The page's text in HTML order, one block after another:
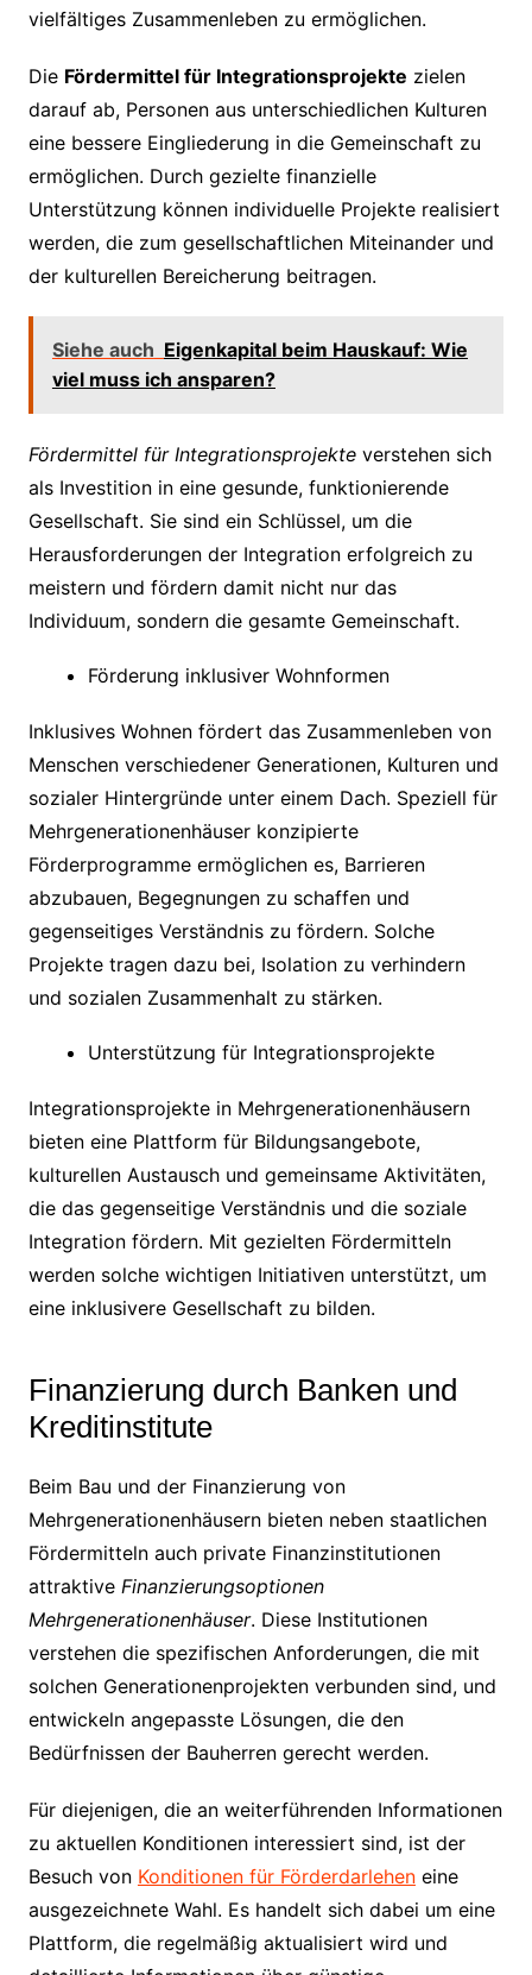
vielfältiges Zusammenleben zu ermöglichen.
Die Fördermittel für Integrationsprojekte zielen
darauf ab, Personen aus unterschiedlichen Kulturen
eine bessere Eingliederung in die Gemeinschaft zu
ermöglichen. Durch gezielte finanzielle
Unterstützung können individuelle Projekte realisiert
werden, die zum gesellschaftlichen Miteinander und
der kulturellen Bereicherung beitragen.
Siehe auch Eigenkapital beim Hauskauf: Wie
viel muss ich ansparen?
Fördermittel für Integrationsprojekteverstehen sich
als Investition in eine gesunde, funktionierende
Gesellschaft. Sie sind ein Schlüssel, um die
Herausforderungen der Integration erfolgreich zu
meistern und fördern damit nicht nur das
Individuum, sondern die gesamte Gemeinschaft.
Förderung inklusiver Wohnformen
Inklusives Wohnen fördert das Zusammenleben von
Menschen verschiedener Generationen, Kulturen und
sozialer Hintergründe unter einem Dach. Speziell für
Mehrgenerationenhäuser konzipierte
Förderprogramme ermöglichen es, Barrieren
abzubauen, Begegnungen zu schaffen und
gegenseitiges Verständnis zu fördern. Solche
Projekte tragen dazu bei, Isolation zu verhindern
und sozialen Zusammenhalt zu stärken.
Unterstützung für Integrationsprojekte
Integrationsprojekte in Mehrgenerationenhäusern
bieten eine Plattform für Bildungsangebote,
kulturellen Austausch und gemeinsame Aktivitäten,
die das gegenseitige Verständnis und die soziale
Integration fördern. Mit gezielten Fördermitteln
werden solche wichtigen Initiativen unterstützt, um
eine inklusivere Gesellschaft zu bilden.
Finanzierung durch Banken und
Kreditinstitute
Beim Bau und der Finanzierung von
Mehrgenerationenhäusern bieten neben staatlichen
Fördermitteln auch private Finanzinstitutionen
attraktive Finanzierungsoptionen
Mehrgenerationenhäuser. Diese Institutionen
verstehen die spezifischen Anforderungen, die mit
solchen Generationenprojekten verbunden sind, und
entwickeln angepasste Lösungen, die den
Bedürfnissen der Bauherren gerecht werden.
Für diejenigen, die an weiterführenden Informationen
zu aktuellen Konditionen interessiert sind, ist der
Besuch von Konditionen für Förderdarleheneine
ausgezeichnete Wahl. Es handelt sich dabei um eine
Plattform, die regelmäßig aktualisiert wird und